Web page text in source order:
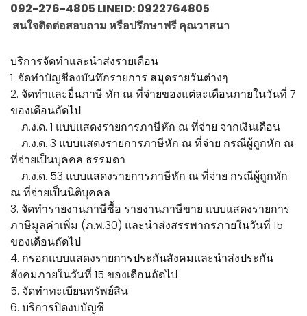
092-276-4805 LINEID: 0922764805
สนใจติดต่อสอบถาม หรือปรึกษาฟรี คุณวาสนา
บริการจัดทำและนำส่งรายเดือน
1. จัดทำบัญชีลงบันทึกรายการ สมุดรายวันต่างๆ
2. จัดทำและยื่นภาษี หัก ณ ที่จ่ายของแต่ละเดือนภายในวันที่ 7
ของเดือนถัดไป
ภ.ง.ด. 1 แบบแสดงรายการภาษีหัก ณ ที่จ่าย จากเงินเดือน
ภ.ง.ด. 3 แบบแสดงรายการภาษีหัก ณ ที่จ่าย กรณีผู้ถูกหัก ณ
ที่จ่ายเป็นบุคคล ธรรมดา
ภ.ง.ด. 53 แบบแสดงรายการภาษีหัก ณ ที่จ่าย กรณีผู้ถูกหัก
ณ ที่จ่ายเป็นนิติบุคคล
3. จัดทำรายงานภาษีซื้อ รายงานภาษีขาย แบบแสดงรายการ
ภาษีมูลค่าเพิ่ม (ภ.พ.30) และนำส่งสรรพากรภายในวันที่ 15
ของเดือนถัดไป
4. กรอกแบบแสดงรายการประกันสังคมและนำส่งประกัน
สังคมภายในวันที่ 15 ของเดือนถัดไป
5. จัดทำทะเบียนทรัพย์สิน
6. บริการปิดงบบัญชี